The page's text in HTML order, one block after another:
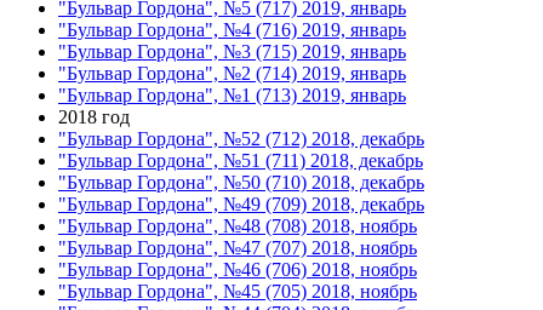
"Бульвар Гордона", №5 (717) 2019, январь
"Бульвар Гордона", №4 (716) 2019, январь
"Бульвар Гордона", №3 (715) 2019, январь
"Бульвар Гордона", №2 (714) 2019, январь
"Бульвар Гордона", №1 (713) 2019, январь
2018 год
"Бульвар Гордона", №52 (712) 2018, декабрь
"Бульвар Гордона", №51 (711) 2018, декабрь
"Бульвар Гордона", №50 (710) 2018, декабрь
"Бульвар Гордона", №49 (709) 2018, декабрь
"Бульвар Гордона", №48 (708) 2018, ноябрь
"Бульвар Гордона", №47 (707) 2018, ноябрь
"Бульвар Гордона", №46 (706) 2018, ноябрь
"Бульвар Гордона", №45 (705) 2018, ноябрь